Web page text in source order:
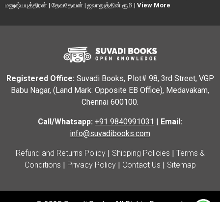
மனுஷ்யபுத்திரன் | தேவதேவன் | ஜலாலுத்தின் ரூமி | View More
Registered Office: Suvadi Books, Plot# 98, 3rd Street, VGP
Babu Nagar, (Land Mark: Opposite EB Office), Medavakam,
Chennai 600100.
Call/Whatsapp: +91 9840991031 | Email:
info@suvadibooks.com
Refund and Returns Policy| Shipping Policies | Terms &
Conditions | Privacy Policy| Contact Us | Sitemap